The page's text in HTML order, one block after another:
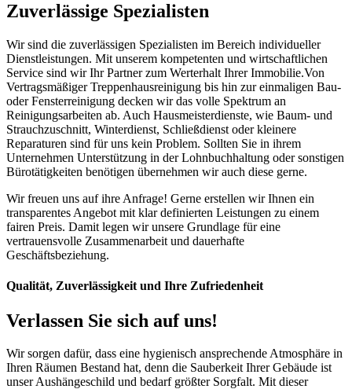
Zuverlässige Spezialisten
Wir sind die zuverlässigen Spezialisten im Bereich individueller
Dienstleistungen. Mit unserem kompetenten und wirtschaftlichen
Service sind wir Ihr Partner zum Werterhalt Ihrer Immobilie.Von
Vertragsmäßiger Treppenhausreinigung bis hin zur einmaligen Bau-
oder Fensterreinigung decken wir das volle Spektrum an
Reinigungsarbeiten ab. Auch Hausmeisterdienste, wie Baum- und
Strauchzuschnitt, Winterdienst, Schließdienst oder kleinere
Reparaturen sind für uns kein Problem. Sollten Sie in ihrem
Unternehmen Unterstützung in der Lohnbuchhaltung oder sonstigen
Bürotätigkeiten benötigen übernehmen wir auch diese gerne.
Wir freuen uns auf ihre Anfrage! Gerne erstellen wir Ihnen ein
transparentes Angebot mit klar definierten Leistungen zu einem
fairen Preis. Damit legen wir unsere Grundlage für eine
vertrauensvolle Zusammenarbeit und dauerhafte
Geschäftsbeziehung.
Qualität, Zuverlässigkeit und Ihre Zufriedenheit
Verlassen Sie sich auf uns!
Wir sorgen dafür, dass eine hygienisch ansprechende Atmosphäre in
Ihren Räumen Bestand hat, denn die Sauberkeit Ihrer Gebäude ist
unser Aushängeschild und bedarf größter Sorgfalt. Mit dieser